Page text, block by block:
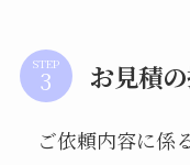
STEP お見積
ご依頼内容に係